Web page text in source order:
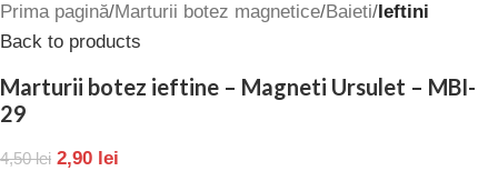
Prima pagină Marturii botez magnetice Baieti Ieftini
Back to products
Marturii botez ieftine – Magneti Ursulet – MBI-
29
4,50lei 2,90 lei